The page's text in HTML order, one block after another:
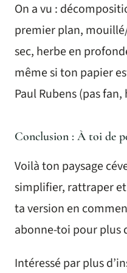
On a vu :
premier plan,
sec, herbe en
même si ton papier
Paul Rubens (pas fan,
Conclusion : À toi de
Voilà ton paysage
simplifier, rattraper et
ta version en
abonne-toi pour plus
Intéressé par plus